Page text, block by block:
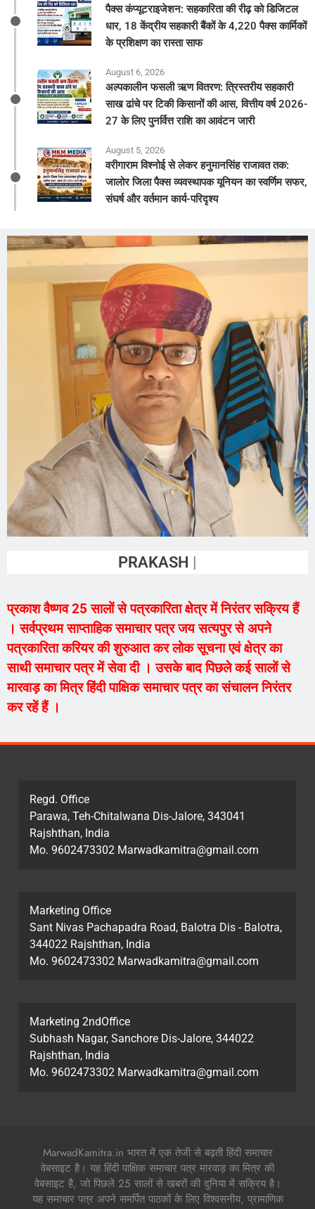
पैक्स कंप्यूटराइजेशन: सहकारिता की रीढ़ को डिजिटल
धार, 18 केंद्रीय सहकारी बैंकों के 4,220 पैक्स कार्मिकों
के प्रशिक्षण का रास्ता साफ
August 6, 2026
अल्पकालीन फसली ऋण वितरण: त्रिस्तरीय सहकारी
साख ढांचे पर टिकी किसानों की आस, वित्तीय वर्ष 2026-
27 के लिए पुनर्वित्त राशि का आवंटन जारी
August 5, 2026
वरीगाराम विश्नोई से लेकर हनुमानसिंह राजावत तक:
जालोर जिला पैक्स व्यवस्थापक यूनियन का स्वर्णिम सफर,
संघर्ष और वर्तमान कार्य-परिदृश्य
PRAKASH VAISHNAV
प्रकाश वैष्णव 25 सालों से पत्रकारिता क्षेत्र में निरंतर सक्रिय हैं
। सर्वप्रथम साप्ताहिक समाचार पत्र जय सत्यपुर से अपने
पत्रकारिता करियर की शुरुआत कर लोक सूचना एवं क्षेत्र का
साथी समाचार पत्र में सेवा दी । उसके बाद पिछले कई सालों से
मारवाड़ का मित्र हिंदी पाक्षिक समाचार पत्र का संचालन निरंतर
कर रहें हैं ।
Regd. Office
Parawa, Teh-Chitalwana Dis-Jalore, 343041
Rajshthan, India
Mo. 9602473302 Marwadkamitra@gmail.com
Marketing Office
Sant Nivas Pachapadra Road, Balotra Dis - Balotra,
344022 Rajshthan, India
Mo. 9602473302 Marwadkamitra@gmail.com
Marketing 2ndOffice
Subhash Nagar, Sanchore Dis-Jalore, 344022
Rajshthan, India
Mo. 9602473302 Marwadkamitra@gmail.com
MarwadKamitra.in भारत में एक तेजी से बढ़ती हिंदी समाचार
वेबसाइट है। यह हिंदी पाक्षिक समाचार पत्र मारवाड़ का मित्र की
वेबसाइट है, जो पिछले 25 सालों से खबरों की दुनिया में सक्रिय है।
यह समाचार पत्र अपने समर्पित पाठकों के लिए विश्वसनीय, प्रामाणिक